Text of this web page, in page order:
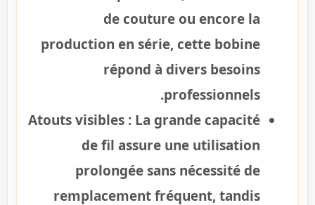
de couture ou encore la
production en série, cette bobine
répond à divers besoins
professionnels.
Atouts visibles : La grande capacité
de fil assure une utilisation
prolongée sans nécessité de
remplacement fréquent, tandis